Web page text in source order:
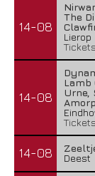
14-08
The
Lierop
Tickets
14-08
Lamb
Urne,
Tickets
14-08
Deest